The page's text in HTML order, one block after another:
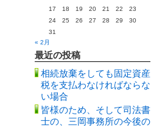
17
18 19 20 21 22
23
24
25 26 27 28 29
30
31
« 2月
最近の投稿
相続放棄をしても固定資産
税を支払わなければならな
い場合
皆様のため、そして司法書
士の、三岡事務所の今後の